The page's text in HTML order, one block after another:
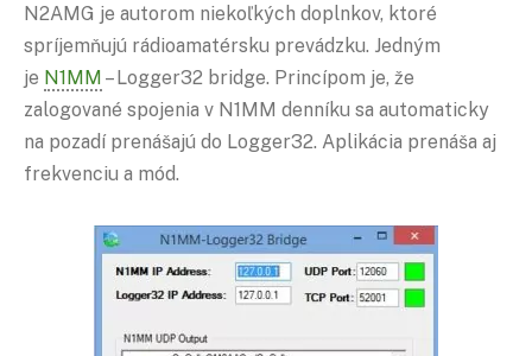
N2AMG je autorom niekoľkých doplnkov, ktoré
spríjemňujú rádioamatérsku prevádzku. Jedným
je N1MM – Logger32 bridge. Princípom je, že
zalogované spojenia v N1MM denníku sa automaticky
na pozadí prenášajú do Logger32. Aplikácia prenáša aj
frekvenciu a mód.